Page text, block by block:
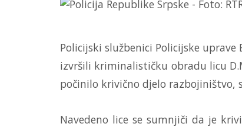
Policijski službenici Policijske
izvršili kriminalističku obradu licu
počinilo krivično djelo razbojiništvo,
Navedeno lice se sumnjiči da je